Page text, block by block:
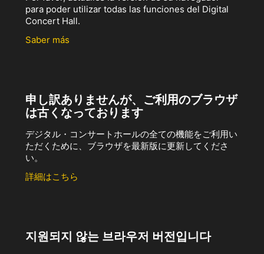
para poder utilizar todas las funciones del Digital
Concert Hall.
Saber más
申し訳ありませんが、ご利用のブラウザ
は古くなっております
デジタル・コンサートホールの全ての機能をご利用い
ただくために、ブラウザを最新版に更新してくださ
い。
詳細はこちら
지원되지 않는 브라우저 버전입니다